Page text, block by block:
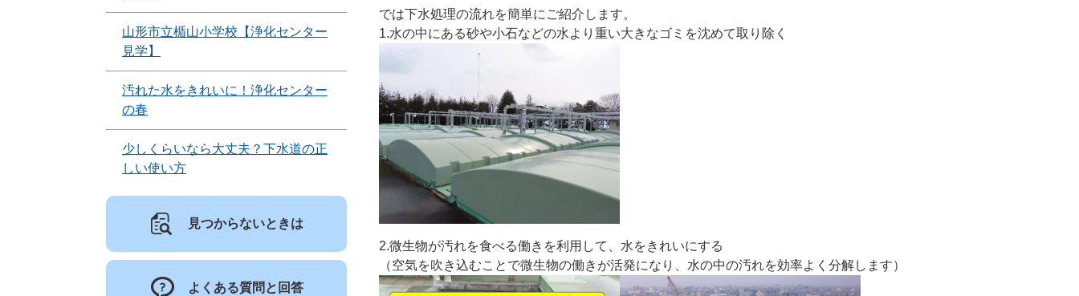
では下水処理の流れを簡単にご紹介します。
1.水の中にある砂や小石などの水より重い大きなゴミを沈めて取り除く
2.微生物が汚れを食べる働きを利用して、水をきれいにする
（空気を吹き込むことで微生物の働きが活発になり、水の中の汚れを効率よく分解します）
山形市立楯山小学校【浄化センター
見学】
汚れた水をきれいに！浄化センター
の春
少しくらいなら大丈夫？下水道の正
しい使い方
見つからないときは
よくある質問と回答